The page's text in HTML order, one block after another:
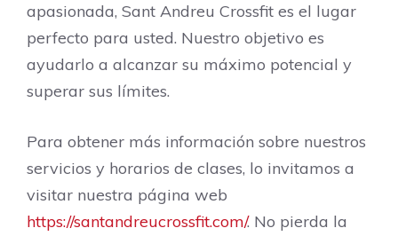
apasionada, Sant Andreu Crossfit es el lugar
perfecto para usted. Nuestro objetivo es
ayudarlo a alcanzar su máximo potencial y
superar sus límites.
Para obtener más información sobre nuestros
servicios y horarios de clases, lo invitamos a
visitar nuestra página web
https://santandreucrossfit.com/. No pierda la